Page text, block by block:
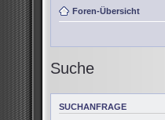
Foren-Übersicht
Suche
SUCHANFRAGE